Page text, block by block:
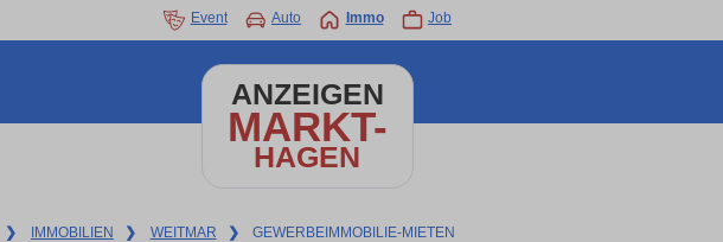
Event Auto Immo Job
ANZEIGEN
MARKT-
HAGEN
❯ IMMOBILIEN ❯ WEITMAR ❯ GEWERBEIMMOBILIE-MIETEN